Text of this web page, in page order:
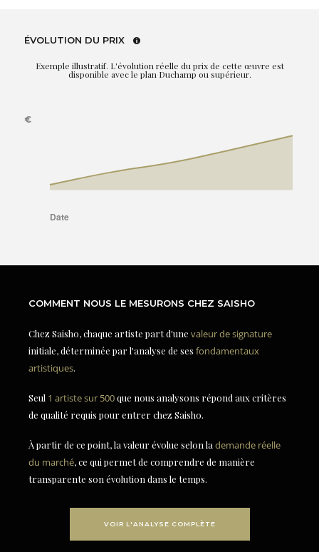
ÉVOLUTION DU PRIX
Exemple illustratif. L'évolution réelle du prix de cette œuvre est
disponible avec le plan Duchamp ou supérieur.
COMMENT NOUS LE MESURONS CHEZ SAISHO
Chez Saisho, chaque artiste part d'une valeur de signature
initiale, déterminée par l'analyse de ses fondamentaux
artistiques.
Seul 1 artiste sur 500que nous analysons répond aux critères
de qualité requis pour entrer chez Saisho.
À partir de ce point, la valeur évolue selon la demande réelle
du marché, ce qui permet de comprendre de manière
transparente son évolution dans le temps.
VOIR L'ANALYSE COMPLÈTE